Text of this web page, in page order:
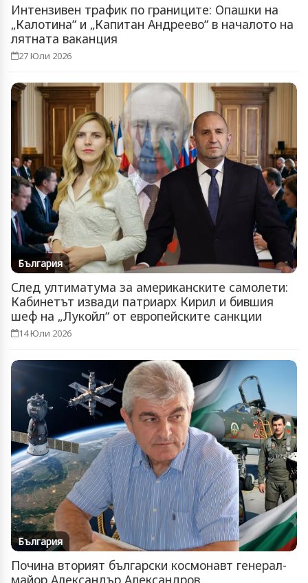
Интензивен трафик по границите: Опашки на
„Калотина“ и „Капитан Андреево“ в началото на
лятната ваканция
27 Юли 2026
България
След ултиматума за американските самолети:
Кабинетът извади патриарх Кирил и бившия
шеф на „Лукойл“ от европейските санкции
14 Юли 2026
България
Почина вторият български космонавт генерал-
майор Александър Александров